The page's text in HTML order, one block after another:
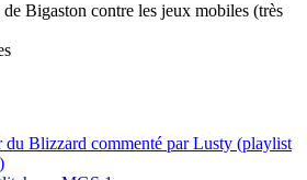
Bigaston contre les jeux mobiles (très
du Blizzard commenté par Lusty (playlist